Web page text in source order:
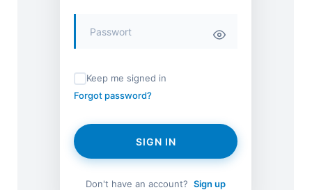
Keep me signed in
Forgot password?
SIGN IN
Don't have an account? Sign up